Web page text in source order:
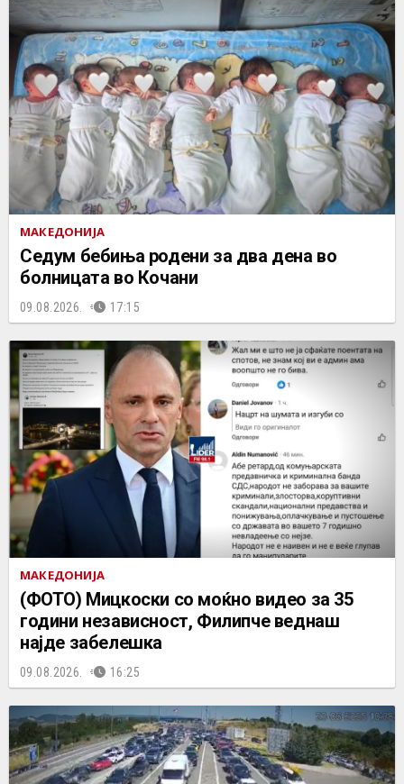
МАКЕДОНИЈА
Седум бебиња родени за два дена во
болницата во Кочани
09.08.2026. 17:15
МАКЕДОНИЈА
(ФОТО) Мицкоски со моќно видео за 35
години независност, Филипче веднаш
најде забелешка
09.08.2026. 16:25